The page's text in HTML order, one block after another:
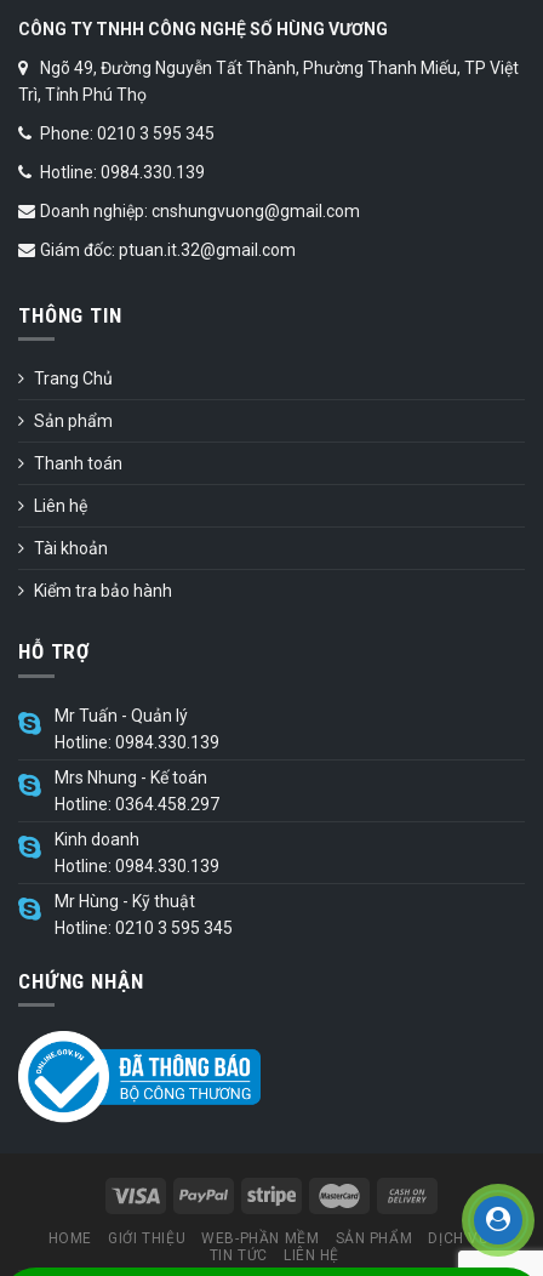
CÔNG TY TNHH CÔNG NGHỆ SỐ HÙNG VƯƠNG
Ngõ 49, Đường Nguyễn Tất Thành, Phường Thanh Miếu, TP Việt
Trì, Tỉnh Phú Thọ
Phone: 0210 3 595 345
Hotline: 0984.330.139
Doanh nghiệp: cnshungvuong@gmail.com
Giám đốc: ptuan.it.32@gmail.com
THÔNG TIN
Trang Chủ
Sản phẩm
Thanh toán
Liên hệ
Tài khoản
Kiểm tra bảo hành
HỖ TRỢ
Mr Tuấn - Quản lý
Hotline: 0984.330.139
Mrs Nhung - Kế toán
Hotline: 0364.458.297
Kinh doanh
Hotline: 0984.330.139
Mr Hùng - Kỹ thuật
Hotline: 0210 3 595 345
CHỨNG NHẬN
HOME GIỚI THIỆU WEB-PHẦN MỀM SẢN PHẨM
DỊCH VỤ
TIN TỨC
LIÊN HỆ